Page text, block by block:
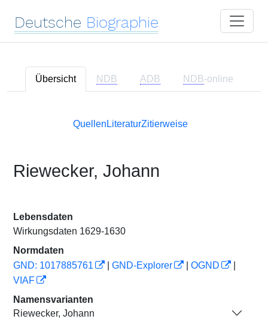
Deutsche Biographie
Übersicht NDB ADB NDB-online
Quellen LiteraturZitierweise
Riewecker, Johann
Lebensdaten
Wirkungsdaten 1629-1630
Normdaten
GND: 1017885761
GND-Explorer OGND
VIAF
Namensvarianten
Riewecker, Johann